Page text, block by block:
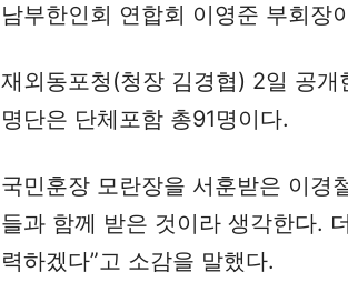
남부한인회 연합회 이영준 부회장
재외동포청(청장 김경협) 2일 공개
명단은 단체포함 총91명이다.
국민훈장 모란장을 서훈받은 이경
들과 함께 받은 것이라 생각한다.
력하겠다”고 소감을 말했다.